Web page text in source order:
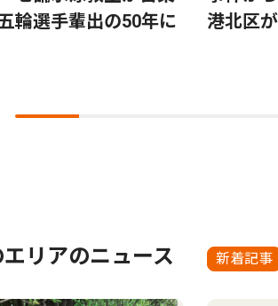
輪選手輩出の50年に
港北区
リアのニュース 新着記事